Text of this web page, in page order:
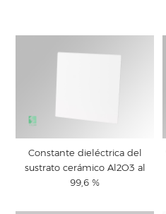
Constante dieléctrica del
sustrato cerámico Al2O3 al
99,6 %